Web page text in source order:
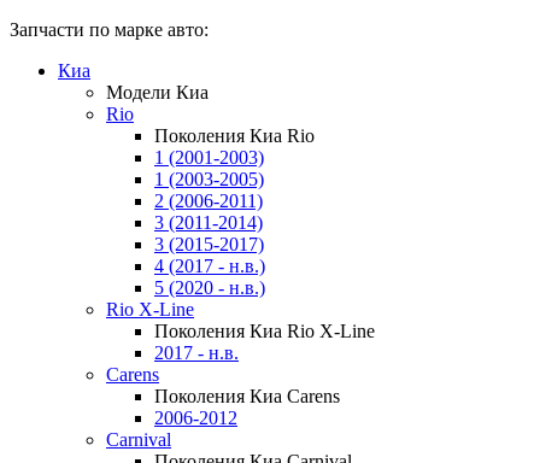
Запчасти по марке авто:
Киа
Модели Киа
Rio
Поколения Киа Rio
1 (2001-2003)
1 (2003-2005)
2 (2006-2011)
3 (2011-2014)
3 (2015-2017)
4 (2017 - н.в.)
5 (2020 - н.в.)
Rio X-Line
Поколения Киа Rio X-Line
2017 - н.в.
Carens
Поколения Киа Carens
2006-2012
Carnival